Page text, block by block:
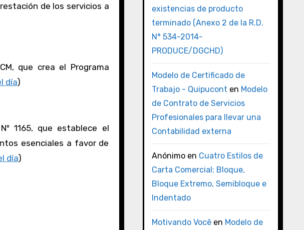
de los servicios a
que crea el Programa
día)
1165, que establece el
esenciales a favor de
día)
existencias de producto
terminado (Anexo 2 de la R.D.
N° 534-2014-
PRODUCE/DGCHD)
Modelo de Certificado de
Trabajo - Quipucont en Modelo
de Contrato de Servicios
Profesionales para llevar una
Contabilidad externa
Anónimoen Cuatro Estilos de
Carta Comercial: Bloque,
Bloque Extremo, Semibloque e
Indentado
Motivando Vocêen Modelo de